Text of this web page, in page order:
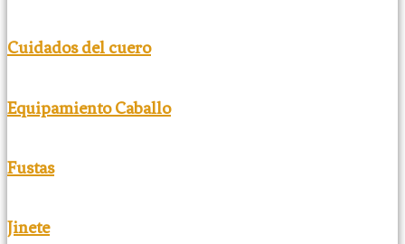
Cuidados del cuero
Equipamiento Caballo
Fustas
Jinete